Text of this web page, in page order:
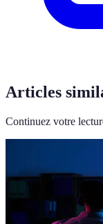
Articles
Continuez votre